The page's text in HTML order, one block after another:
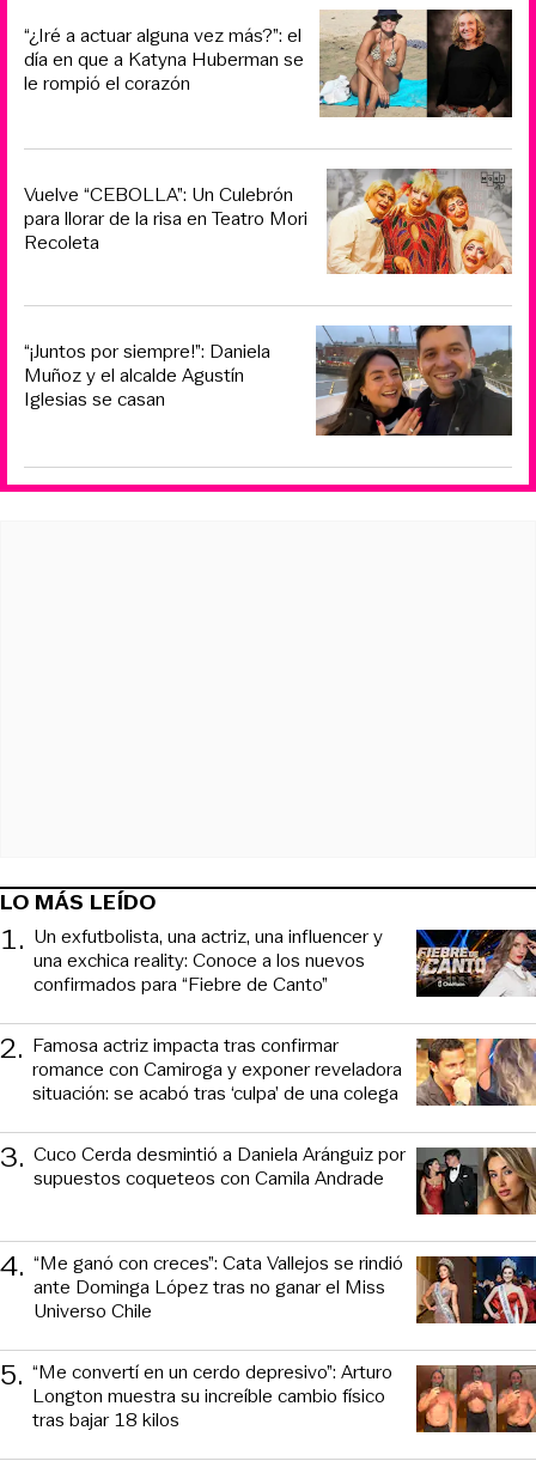
“¿Iré a actuar alguna vez más?”: el
día en que a Katyna Huberman se
le rompió el corazón
Vuelve “CEBOLLA”: Un Culebrón
para llorar de la risa en Teatro Mori
Recoleta
“¡Juntos por siempre!”: Daniela
Muñoz y el alcalde Agustín
Iglesias se casan
LO MÁS LEÍDO
1. Un exfutbolista, una actriz, una influencer y
una exchica reality: Conoce a los nuevos
confirmados para “Fiebre de Canto”
2. Famosa actriz impacta tras confirmar
romance con Camiroga y exponer reveladora
situación: se acabó tras ‘culpa’ de una colega
3. Cuco Cerda desmintió a Daniela Aránguiz por
supuestos coqueteos con Camila Andrade
4. “Me ganó con creces”: Cata Vallejos se rindió
ante Dominga López tras no ganar el Miss
Universo Chile
5. “Me convertí en un cerdo depresivo”: Arturo
Longton muestra su increíble cambio físico
tras bajar 18 kilos